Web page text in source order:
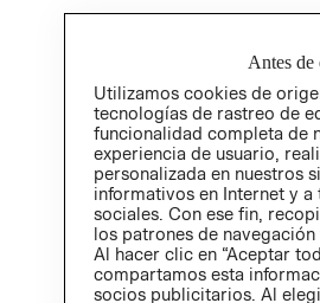
Antes de
Utilizamos cookies de
tecnologías de rastreo de
funcionalidad completa de
experiencia de usuario,
personalizada en nuestros
informativos en Internet y
sociales. Con ese fin,
los patrones de
Al hacer clic en “Aceptar
compartamos esta
socios publicitarios. Al